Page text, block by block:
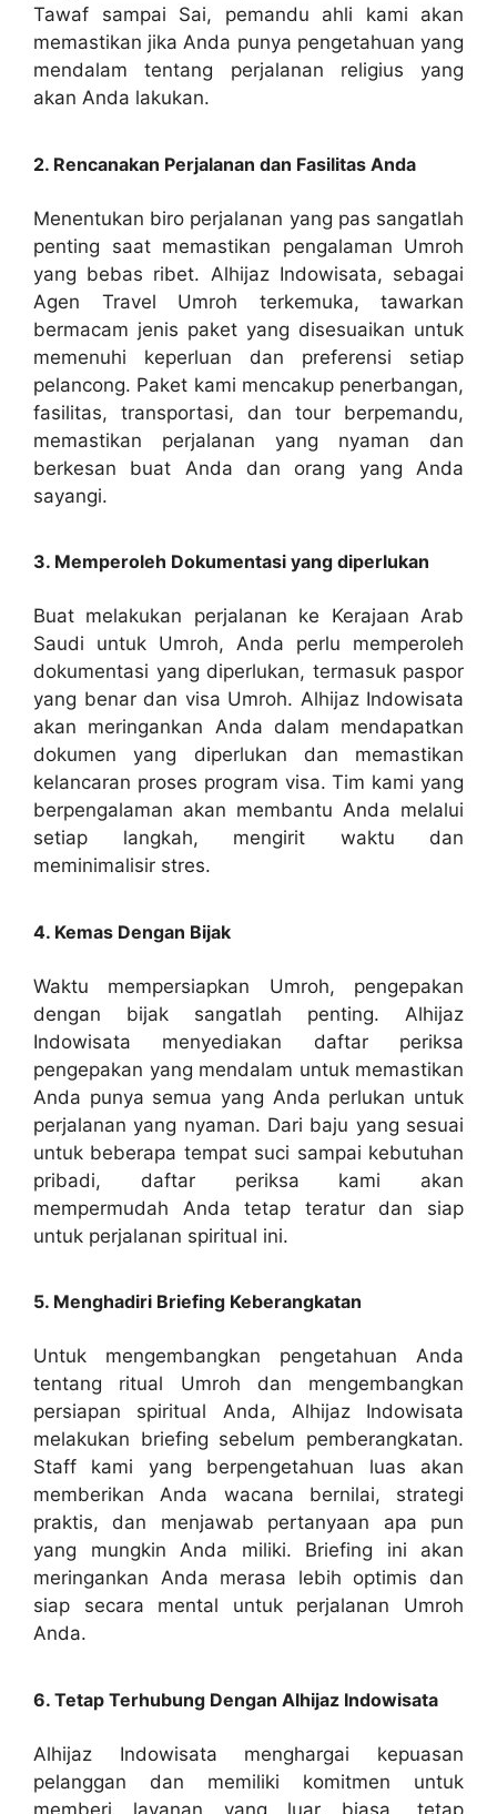
Tawaf sampai Sai, pemandu ahli kami akan
memastikan jika Anda punya pengetahuan yang
mendalam tentang perjalanan religius yang
akan Anda lakukan.
2. Rencanakan Perjalanan dan Fasilitas Anda
Menentukan biro perjalanan yang pas sangatlah
penting saat memastikan pengalaman Umroh
yang bebas ribet. Alhijaz Indowisata, sebagai
Agen Travel Umroh terkemuka, tawarkan
bermacam jenis paket yang disesuaikan untuk
memenuhi keperluan dan preferensi setiap
pelancong. Paket kami mencakup penerbangan,
fasilitas, transportasi, dan tour berpemandu,
memastikan perjalanan yang nyaman dan
berkesan buat Anda dan orang yang Anda
sayangi.
3. Memperoleh Dokumentasi yang diperlukan
Buat melakukan perjalanan ke Kerajaan Arab
Saudi untuk Umroh, Anda perlu memperoleh
dokumentasi yang diperlukan, termasuk paspor
yang benar dan visa Umroh. Alhijaz Indowisata
akan meringankan Anda dalam mendapatkan
dokumen yang diperlukan dan memastikan
kelancaran proses program visa. Tim kami yang
berpengalaman akan membantu Anda melalui
setiap langkah, mengirit waktu dan
meminimalisir stres.
4. Kemas Dengan Bijak
Waktu mempersiapkan Umroh, pengepakan
dengan bijak sangatlah penting. Alhijaz
Indowisata menyediakan daftar periksa
pengepakan yang mendalam untuk memastikan
Anda punya semua yang Anda perlukan untuk
perjalanan yang nyaman. Dari baju yang sesuai
untuk beberapa tempat suci sampai kebutuhan
pribadi, daftar periksa kami akan
mempermudah Anda tetap teratur dan siap
untuk perjalanan spiritual ini.
5. Menghadiri Briefing Keberangkatan
Untuk mengembangkan pengetahuan Anda
tentang ritual Umroh dan mengembangkan
persiapan spiritual Anda, Alhijaz Indowisata
melakukan briefing sebelum pemberangkatan.
Staff kami yang berpengetahuan luas akan
memberikan Anda wacana bernilai, strategi
praktis, dan menjawab pertanyaan apa pun
yang mungkin Anda miliki. Briefing ini akan
meringankan Anda merasa lebih optimis dan
siap secara mental untuk perjalanan Umroh
Anda.
6. Tetap Terhubung Dengan Alhijaz Indowisata
Alhijaz Indowisata menghargai kepuasan
pelanggan dan memiliki komitmen untuk
memberi layanan yang luar biasa. tetap